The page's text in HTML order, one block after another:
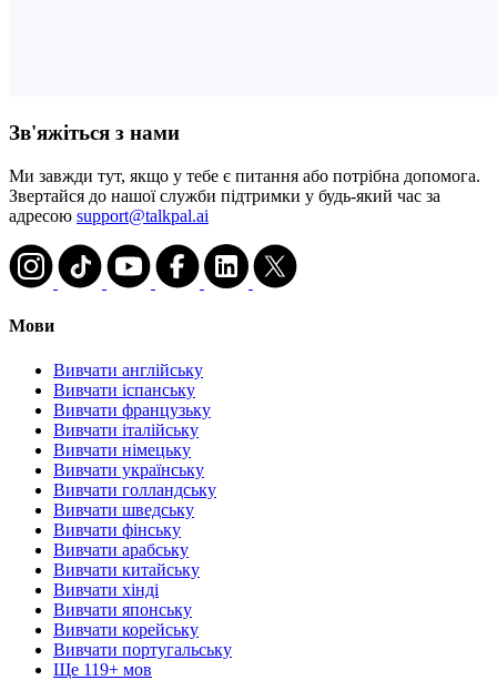
Зв'яжіться з нами
Ми завжди тут, якщо у тебе є питання або потрібна допомога.
Звертайся до нашої служби підтримки у будь-який час за
адресою support@talkpal.ai
Мови
Вивчати англійську
Вивчати іспанську
Вивчати французьку
Вивчати італійську
Вивчати німецьку
Вивчати українську
Вивчати голландську
Вивчати шведську
Вивчати фінську
Вивчати арабську
Вивчати китайську
Вивчати хінді
Вивчати японську
Вивчати корейську
Вивчати португальську
Ще 119+ мов